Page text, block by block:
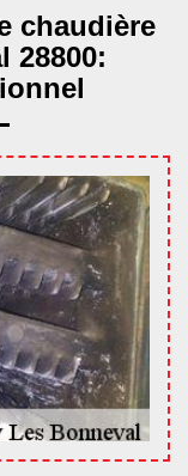
chaudière
28800: